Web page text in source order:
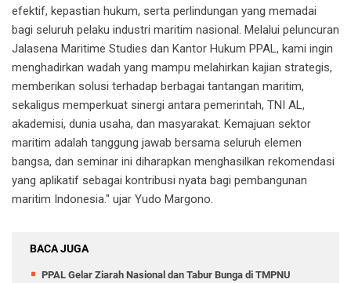
efektif, kepastian hukum, serta perlindungan yang memadai
bagi seluruh pelaku industri maritim nasional. Melalui peluncuran
Jalasena Maritime Studies dan Kantor Hukum PPAL, kami ingin
menghadirkan wadah yang mampu melahirkan kajian strategis,
memberikan solusi terhadap berbagai tantangan maritim,
sekaligus memperkuat sinergi antara pemerintah, TNI AL,
akademisi, dunia usaha, dan masyarakat. Kemajuan sektor
maritim adalah tanggung jawab bersama seluruh elemen
bangsa, dan seminar ini diharapkan menghasilkan rekomendasi
yang aplikatif sebagai kontribusi nyata bagi pembangunan
maritim Indonesia." ujar Yudo Margono.
BACA JUGA
PPAL Gelar Ziarah Nasional dan Tabur Bunga di TMPNU